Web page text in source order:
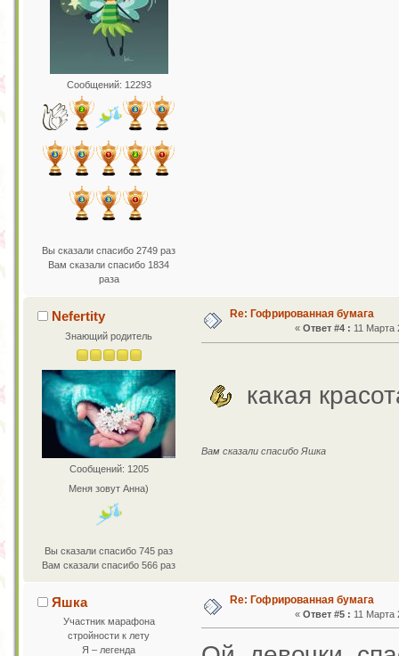
Сообщений: 12293
Вы сказали спасибо 2749 раз
Вам сказали спасибо 1834
раза
Nefertity
Знающий родитель
Сообщений: 1205
Меня зовут Анна)
Вы сказали спасибо 745 раз
Вам сказали спасибо 566 раз
Re: Гофрированная бумага
«Ответ #4 : 11 Марта
какая
Вам сказали спасибо Яшка
Яшка
Участник марафона
стройности к лету
Я – легенда
Re: Гофрированная бумага
«Ответ #5 : 11 Марта